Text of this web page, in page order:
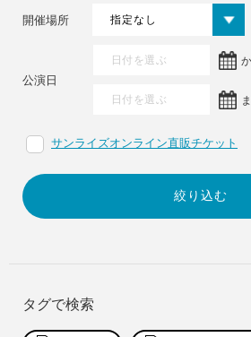
公演日
開催場所
サンライズオンライン直販チケット
タグで検索